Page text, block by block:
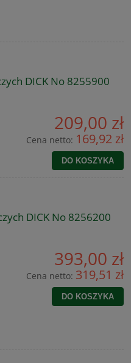
DICK No 8255900
209,00 zł
Cena netto: 169,92 zł
DO KOSZYKA
DICK No 8256200
393,00 zł
Cena netto: 319,51 zł
DO KOSZYKA